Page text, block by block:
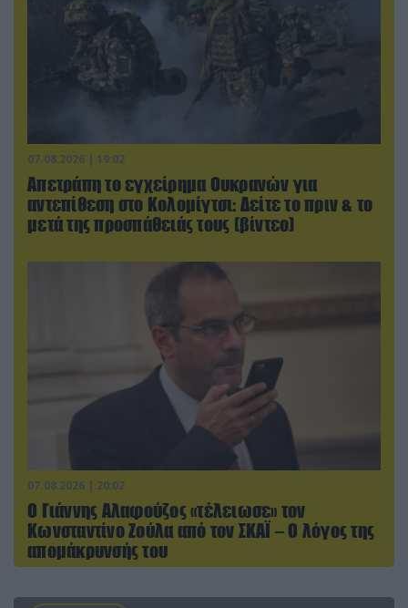
07.08.2026 | 19:02
Απετράπη το εγχείρημα Ουκρανών για
αντεπίθεση στο Κολομίγτσι: Δείτε το πριν & το
μετά της προσπάθειάς τους (βίντεο)
07.08.2026 | 20:02
Ο Γιάννης Αλαφούζος «τέλειωσε» τον
Κωνσταντίνο Ζούλα από τον ΣΚΑΪ – Ο λόγος της
απομάκρυνσής του